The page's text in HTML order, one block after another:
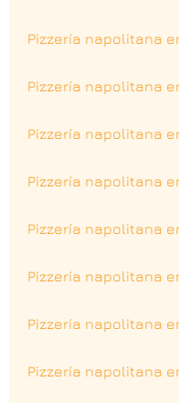
Pizzería napolitana
Pizzería napolitana
Pizzería napolitana
Pizzería napolitana
Pizzería napolitana
Pizzería napolitana
Pizzería napolitana
Pizzería napolitana